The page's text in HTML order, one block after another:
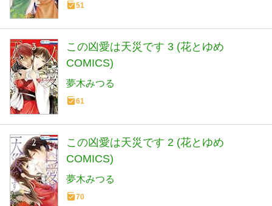
51
この凶愛は天災です 3 (花とゆめ
COMICS)
夢木みつる
61
この凶愛は天災です 2 (花とゆめ
COMICS)
夢木みつる
70